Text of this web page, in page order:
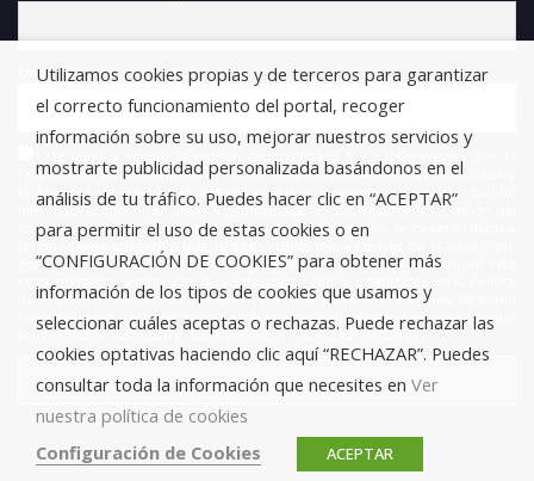
Email
responsable del tratamiento de estos datos es FUNDACIÓN ANTONIO GALA y
la finalidad de este es la gestión de las suscripciones a nuestro boletín
informativo, encontrándonos legitimados para este tratamiento a través del
consentimiento que nos está otorgando en este acto. No se cederán datos a
terceros salvo obligación legal. Usted certifica que es mayor de 14 años y que
por lo tanto posee la capacidad legal necesaria para la prestación de este
de Privacidad. Puede usted acceder, rectificar y suprimir los datos, así como
otros derechos, como se explica en la información adicional. Puede consultar
la información adicional y detallada sobre Protección de Datos.
Utilizamos cookies propias y de terceros para garantizar
el correcto funcionamiento del portal, recoger
información sobre su uso, mejorar nuestros servicios y
mostrarte publicidad personalizada basándonos en el
análisis de tu tráfico. Puedes hacer clic en “ACEPTAR”
para permitir el uso de estas cookies o en
“CONFIGURACIÓN DE COOKIES” para obtener más
información de los tipos de cookies que usamos y
seleccionar cuáles aceptas o rechazas. Puede rechazar las
cookies optativas haciendo clic aquí “RECHAZAR”. Puedes
consultar toda la información que necesites en Ver
nuestra política de cookies
Configuración de Cookies
ACEPTAR